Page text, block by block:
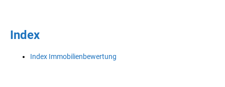
Index
Index Immobilienbewertung